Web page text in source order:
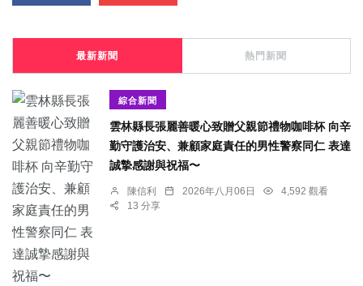
最新新聞 熱門新聞
綜合新聞
雲林縣長張麗善暖心致贈父親節禮物咖啡杯 向辛
勤守護治安、兼顧家庭責任的男性警察同仁 表達
誠摯感謝與祝福〜
陳信利 2026年八月06日
4,592 觀看
13 分享